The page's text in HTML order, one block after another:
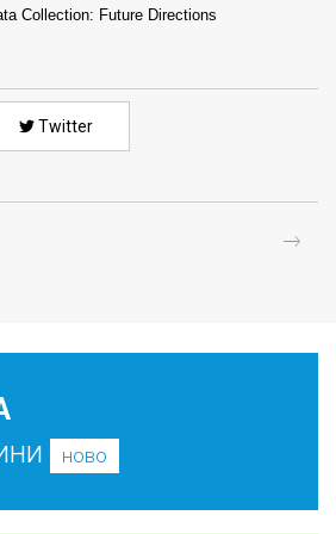
Collection: Future Directions
Twitter
ново